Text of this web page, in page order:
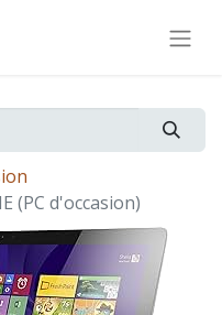
(PC d'occasion)